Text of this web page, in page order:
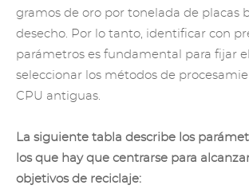
gramos de oro por tonelada de placas
desecho. Por lo tanto, identificar con
parámetros es fundamental para fijar
seleccionar los métodos de
CPU antiguas.
La siguiente tabla describe los
los que hay que centrarse para
objetivos de reciclaje: